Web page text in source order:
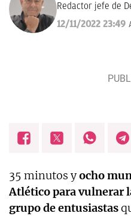
Redactor jefe de
12/11/2022 23:49
35 minutos yocho
Atlético para vulnerar
grupo de entusiastas